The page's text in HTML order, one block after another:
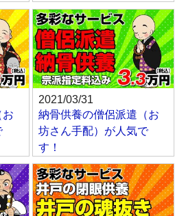
お
2021/03/31
納骨供養の僧侶派遣（お
坊さん手配）が人気で
す！